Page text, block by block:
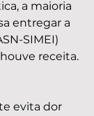
a maioria
entregar a
SIMEI)
receita.
evita dor